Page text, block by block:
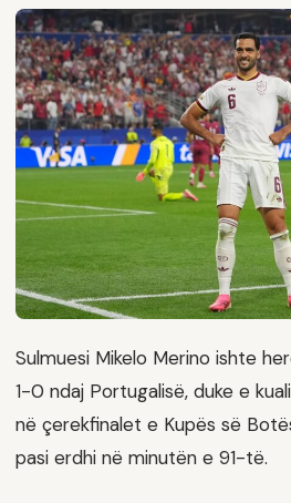
Sulmuesi Mikelo Merino ishte
1-0 ndaj Portugalisë, duke e
në çerekfinalet e Kupës së
pasi erdhi në minutën e 91-të.